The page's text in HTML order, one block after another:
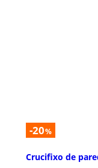
-20%
Crucifixo de